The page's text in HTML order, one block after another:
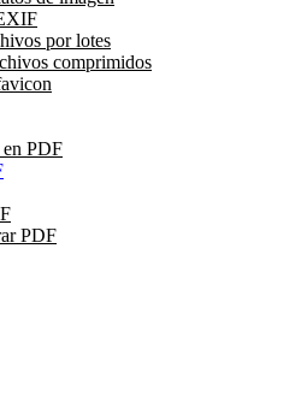
por lotes
comprimidos
en PDF
PDF